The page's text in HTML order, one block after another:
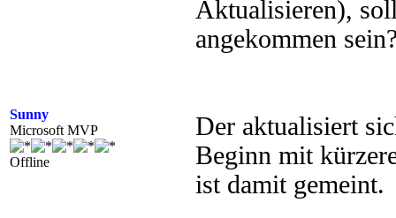
Sunny
Microsoft MVP
Offline
Aktualisieren),
angekommen
Der aktualisiert
Beginn mit
ist damit gemeint.